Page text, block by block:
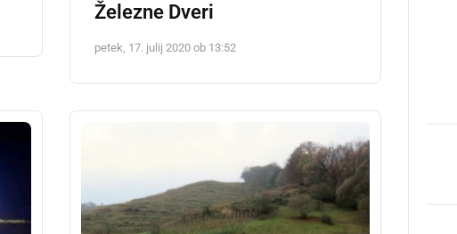
Železne Dveri
petek, 17. julij 2020 ob 13:52